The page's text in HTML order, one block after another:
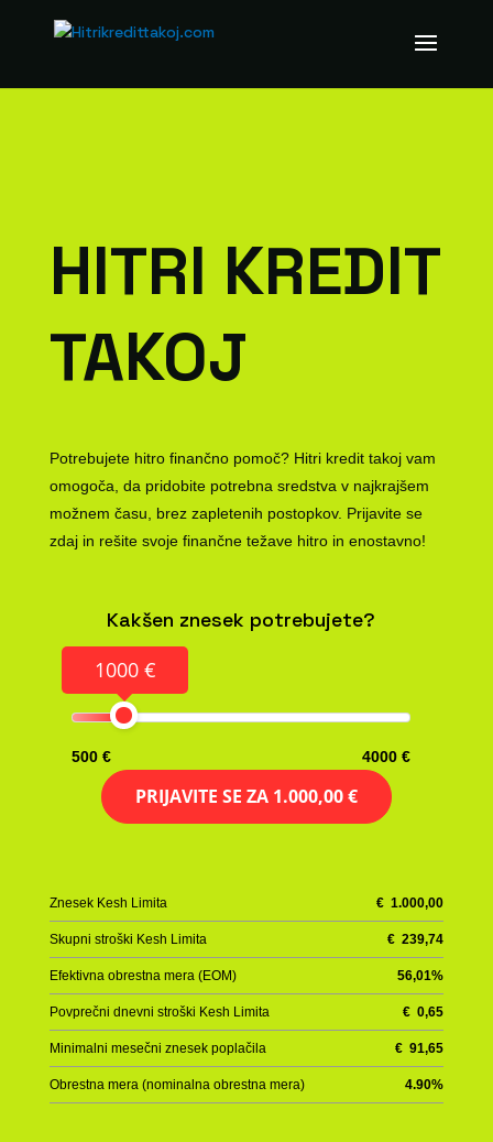
HITRI KREDIT
TAKOJ
Potrebujete hitro finančno pomoč? Hitri kredit takoj vam
omogoča, da pridobite potrebna sredstva v najkrajšem
možnem času, brez zapletenih postopkov. Prijavite se
zdaj in rešite svoje finančne težave hitro in enostavno!
Kakšen znesek potrebujete?
1000 €
500 € 4000 €
PRIJAVITE SE ZA 1.000,00 €
Znesek Kesh Limita €1.000,00
Skupni stroški Kesh Limita €239,74
Efektivna obrestna mera (EOM) 56,01%
Povprečni dnevni stroški Kesh Limita €0,65
Minimalni mesečni znesek poplačila €91,65
Obrestna mera (nominalna obrestna mera) 4.90%